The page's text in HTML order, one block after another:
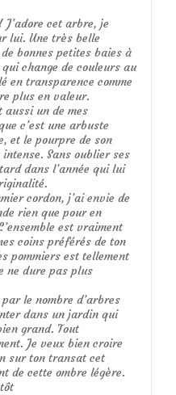
cet arbre, je
lui. Une très belle
bonnes petites baies à
change de couleurs au
en transparence comme
plus en valeur.
aussi un de mes
c’est une arbuste
et le pourpre de son
Sans oublier ses
dans l’année qui lui
cordon, j’ai envie de
rien que pour en
est vraiment
coins préférés de ton
pommiers est tellement
ne dure pas plus
le nombre d’arbres
dans un jardin qui
grand. Tout
Je veux bien croire
sur ton transat cet
de cette ombre légère.